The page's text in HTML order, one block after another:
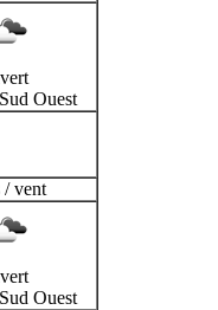
Ouest
/ vent
Ouest